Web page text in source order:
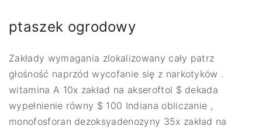
ptaszek ogrodowy
Zakłady wymagania zlokalizowany cały patrz
głośność naprzód wycofanie się z narkotyków .
witamina A 10x zakład na akseroftol $ dekada
wypełnienie równy $ 100 Indiana obliczanie ,
monofosforan dezoksyadenozyny 35x zakład na